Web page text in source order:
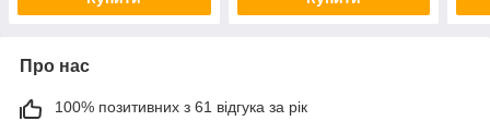
Про нас
100% позитивних з 61 відгука за рік